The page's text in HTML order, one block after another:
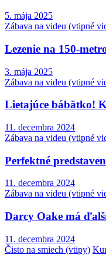
5. mája 2025
Zábava na videu (vtipné
Lezenie na 150-
3. mája 2025
Zábava na videu (vtipné
Lietajúce bábätko!
11. decembra 2024
Zábava na videu (vtipné
Perfektné
11. decembra 2024
Zábava na videu (vtipné
Darcy Oake má
11. decembra 2024
Čisto na smiech (vtipy)